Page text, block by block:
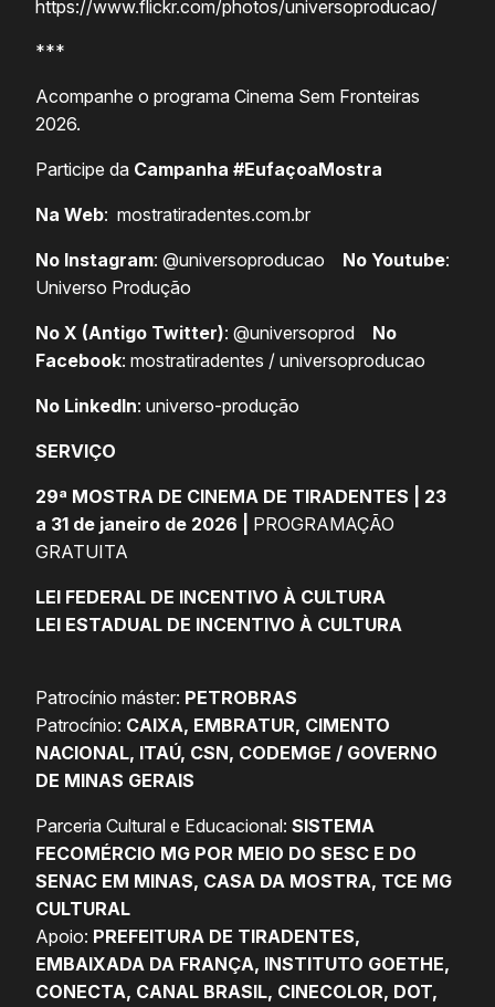
https://www.flickr.com/photos/universoproducao/
***
Acompanhe o programa Cinema Sem Fronteiras
2026.
Participe da Campanha #EufaçoaMostra
Na Web: mostratiradentes.com.br
No Instagram: @universoproducao No Youtube:
Universo Produção
No X (Antigo Twitter): @universoprod
No
Facebook: mostratiradentes / universoproducao
No LinkedIn: universo-produção
SERVIÇO
29ª MOSTRA DE CINEMA DE TIRADENTES | 23
a 31 de janeiro de 2026 | PROGRAMAÇÃO
GRATUITA
LEI FEDERAL DE INCENTIVO À CULTURA
LEI ESTADUAL DE INCENTIVO À CULTURA
Patrocínio máster: PETROBRAS
Patrocínio: CAIXA, EMBRATUR, CIMENTO
NACIONAL, ITAÚ, CSN, CODEMGE / GOVERNO
DE MINAS GERAIS
Parceria Cultural e Educacional: SISTEMA
FECOMÉRCIO MG POR MEIO DO SESC E DO
SENAC EM MINAS, CASA DA MOSTRA, TCE MG
CULTURAL
Apoio: PREFEITURA DE TIRADENTES,
EMBAIXADA DA FRANÇA, INSTITUTO GOETHE,
CONECTA, CANAL BRASIL, CINECOLOR, DOT,